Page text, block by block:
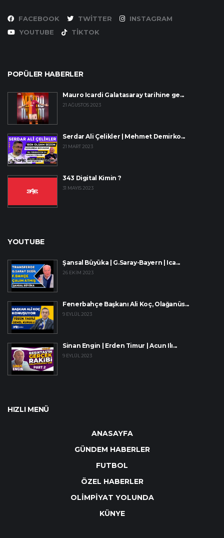
FACEBOOK TWITTER
INSTAGRAM
YOUTUBE
TIKTOK
POPÜLER HABERLER
Mauro Icardi Galatasaray tarihine ge...
21 AĞUSTOS 2023
Serdar Ali Çelikler | Mehmet Demirko...
21 MART 2023
343 Digital Kimin ?
31 MAYIS 2023
YOUTUBE
Şansal Büyüka | G.Saray-Bayern | Ica...
26 EKIM 2023
Fenerbahçe Başkanı Ali Koç, Olağanüs...
9 EYLÜL 2023
Sinan Engin | Erden Timur | Acun Ilı...
9 EYLÜL 2023
HIZLI MENÜ
ANASAYFA
GÜNDEM HABERLER
FUTBOL
ÖZEL HABERLER
OLİMPİYAT YOLUNDA
KÜNYE